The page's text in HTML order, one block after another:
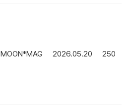
MOON*MAG 2026.05.20 250